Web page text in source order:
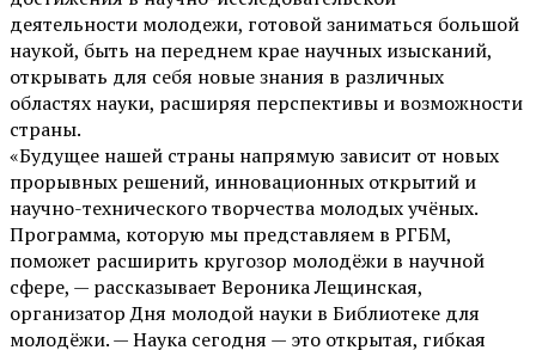
деятельности молодежи, готовой заниматься большой
наукой, быть на переднем крае научных изысканий,
открывать для себя новые знания в различных
областях науки, расширяя перспективы и возможности
страны.
«Будущее нашей страны напрямую зависит от новых
прорывных решений, инновационных открытий и
научно-технического творчества молодых учёных.
Программа, которую мы представляем в РГБМ,
поможет расширить кругозор молодёжи в научной
сфере, — рассказывает Вероника Лещинская,
организатор Дня молодой науки в Библиотеке для
молодёжи. — Наука сегодня — это открытая, гибкая